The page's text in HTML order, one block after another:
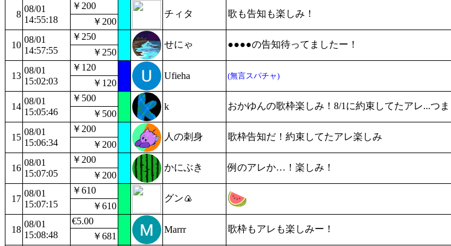
8
08/01
14:55:18
￥200
チィタ 歌も告知も楽しみ！
￥200
10
08/01
14:57:55
￥250
せにゃ ●●●●の告知待ってましたー！
￥250
13
08/01
15:02:03
￥120
Ufieha
(無言スパチャ)
￥120
14
08/01
15:05:46
￥500
k
おかゆんの歌枠楽しみ！8/1に約束してたアレ...つ
￥500
15
08/01
15:06:34
￥200
人の刺身 歌枠告知だ！約束してたアレ楽しみ
￥200
16
08/01
15:07:05
￥200
かにぶき 例のアレか…！楽しみ！
￥200
17
08/01
15:07:15
￥610
グン🍙
￥610
18
08/01
15:08:48
€5.00
Marrr
歌枠もアレも楽しみー！
￥681